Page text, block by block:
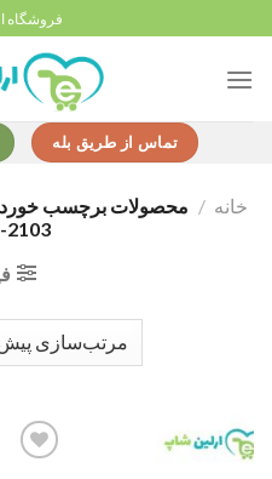
to
content
فروشگاه
تماس از طریق بله
خانه / محصولات برچسب خورده